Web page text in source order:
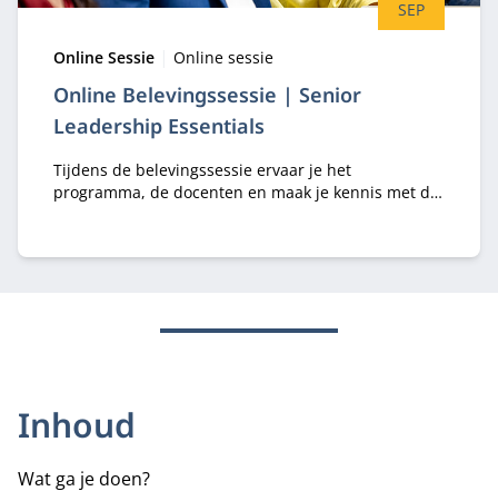
Online Belevingssessie | Senior
Leadership Essentials
SEP
Type:
Online Sessie Locatie:
Online sessie
Tijdens de belevingssessie ervaar je het
programma, de docenten en maak je kennis met de
Inhoud
Wat ga je doen?